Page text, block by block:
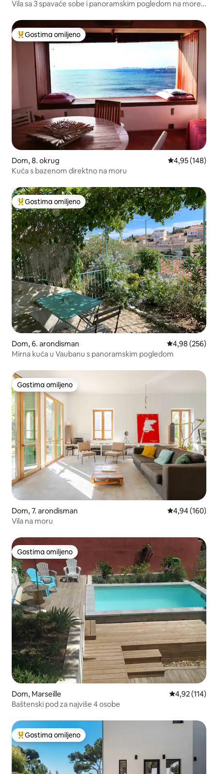
Vila sa 3 spavaće sobe i panoramskim pogledom na more
Najuspešniji među gostima omiljenim
Gostima omiljeno
Dom, 8. okrug Prosečna
4,95 (148)
Kuća s bazenom direktno na moru
Najuspešniji među gostima omiljenim
Gostima omiljeno
Dom, 6. arondisman Prosečna
4,98 (256)
Mirna kuća u Vaubanu s panoramskim pogledom
Gostima omiljeno
Gostima omiljeno
Dom, 7. arondisman Prosečna
4,94 (160)
Vila na moru
Gostima omiljeno
Gostima omiljeno
Dom, Marseille Prosečna
4,92 (114)
Baštenski pod za najviše 4 osobe
Najuspešniji među gostima omiljenim
Gostima omiljeno